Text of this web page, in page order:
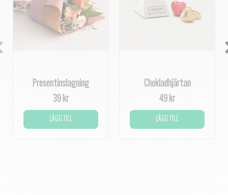
Presentinslagning
39 kr
LÄGG TILL
Chokladhjärtan
49 kr
LÄGG TILL